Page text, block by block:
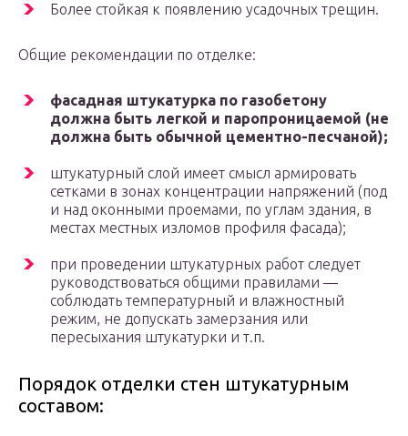
Более стойкая к появлению усадочных трещин.
Общие рекомендации по отделке:
фасадная штукатурка по газобетону
должна быть легкой и паропроницаемой (не
должна быть обычной цементно-песчаной);
штукатурный слой имеет смысл армировать
сетками в зонах концентрации напряжений (под
и над оконными проемами, по углам здания, в
местах местных изломов профиля фасада);
при проведении штукатурных работ следует
руководствоваться общими правилами —
соблюдать температурный и влажностный
режим, не допускать замерзания или
пересыхания штукатурки и т.п.
Порядок отделки стен штукатурным
составом: